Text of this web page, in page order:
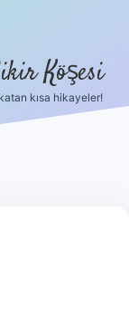
Köşesi
kısa hikayeler!